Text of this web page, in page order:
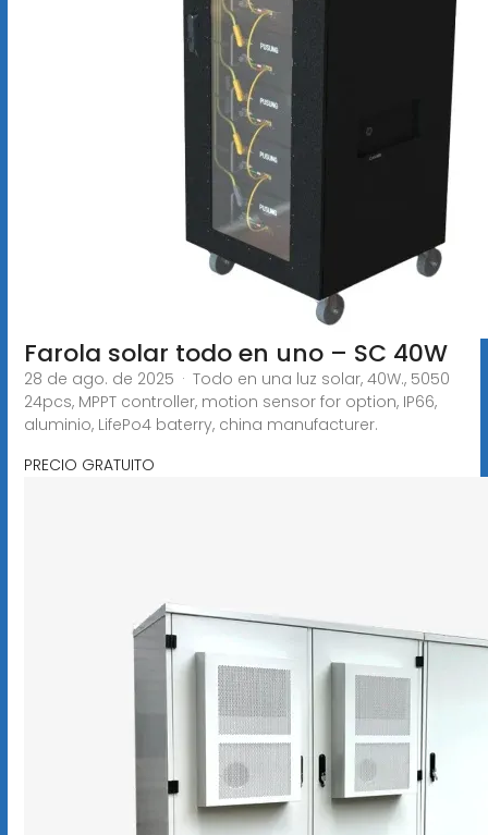
Farola solar todo en uno – SC 40W
28 de ago. de 2025 · Todo en una luz solar, 40W., 5050
24pcs, MPPT controller, motion sensor for option, IP66,
aluminio, LifePo4 baterry, china manufacturer.
PRECIO GRATUITO